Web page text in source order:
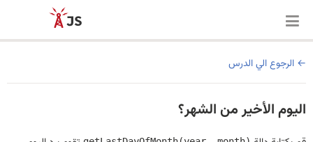
الرجوع الي الدرس
اليوم الأخير من الشهر؟